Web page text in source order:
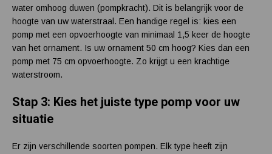
water omhoog duwen (pompkracht). Dit is belangrijk voor de
hoogte van uw waterstraal. Een handige regel is: kies een
pomp met een opvoerhoogte van minimaal 1,5 keer de hoogte
van het ornament. Is uw ornament 50 cm hoog? Kies dan een
pomp met 75 cm opvoerhoogte. Zo krijgt u een krachtige
waterstroom.
Stap 3: Kies het juiste type pomp voor uw
situatie
Er zijn verschillende soorten pompen. Elk type heeft zijn